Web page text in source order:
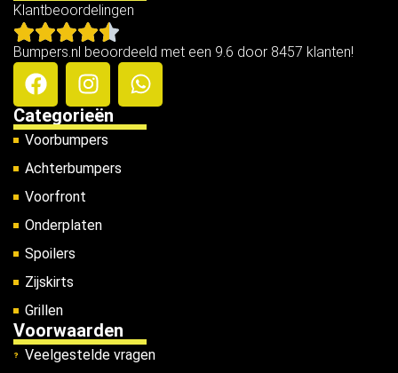
Klantbeoordelingen
Bumpers.nl beoordeeld met een 9.6 door 8457 klanten!
Categorieën
Voorbumpers
Achterbumpers
Voorfront
Onderplaten
Spoilers
Zijskirts
Grillen
Voorwaarden
Veelgestelde vragen